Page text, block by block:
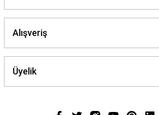
Alışveriş
Üyelik